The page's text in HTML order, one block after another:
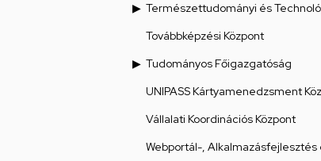
Természettudományi és
Továbbképzési Központ
Tudományos Főigazgatóság
UNIPASS Kártyamenedzsment
Vállalati Koordinációs Központ
Webportál-, Alkalmazásfejlesztés